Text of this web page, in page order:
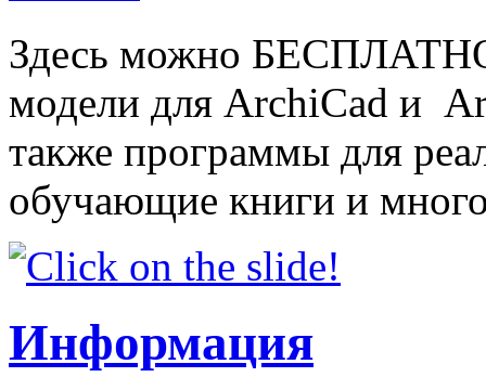
Здесь можно
модели для ArchiCad и
также программы для
обучающие книги и
Информация